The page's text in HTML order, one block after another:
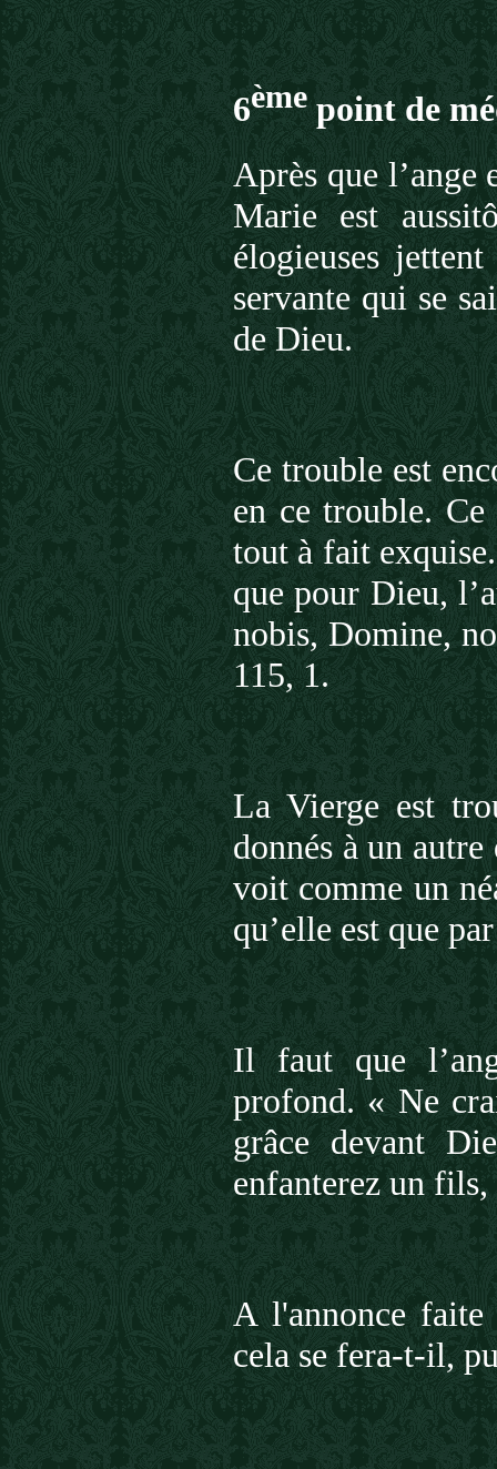
6ème point de
Après que l’ange
Marie est
élogieuses
servante qui se
de Dieu.
Ce trouble est
en ce trouble.
tout à fait
que pour Dieu,
nobis, Domine,
115, 1.
La Vierge est
donnés à un
voit comme un
qu’elle est que
Il faut que
profond. « Ne
grâce devant
enfanterez un fils,
A l'annonce
cela se fera-t-il,